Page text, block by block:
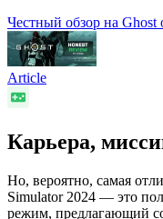
Честный обзор на Ghost
Article
Карьера,
Но, вероятно, самая
Simulator 2024 — это
режим, предлагающий